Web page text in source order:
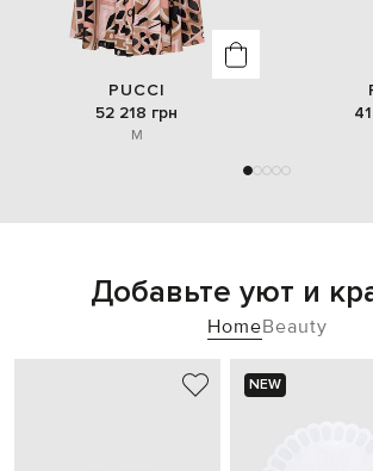
PUCCI
52 218 грн
M
Добавьте уют и
HomeBeauty
NEW